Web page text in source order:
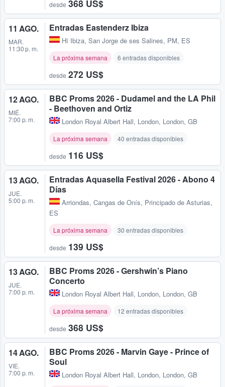
desde 368 US$
11 AGO.
MAR.
11:30 p. m.
Entradas Eastenderz Ibiza
Hï Ibiza, San Jorge de ses Salines, PM, ES
La próxima semana 6 entradas disponibles
desde 272 US$
12 AGO.
MIÉ.
7:00 p. m.
BBC Proms 2026 - Dudamel and the LA Phil
- Beethoven and Ortiz
London Royal Albert Hall, London, London, GB
La próxima semana 40 entradas disponibles
desde 116 US$
13 AGO.
JUE.
5:00 p. m.
Entradas Aquasella Festival 2026 - Abono 4
Días
Arriondas, Cangas de Onís, Principado de Asturias,
ES
La próxima semana 30 entradas disponibles
desde 139 US$
13 AGO.
JUE.
7:00 p. m.
BBC Proms 2026 - Gershwin’s Piano
Concerto
London Royal Albert Hall, London, London, GB
La próxima semana 12 entradas disponibles
desde 368 US$
14 AGO.
VIE.
7:00 p. m.
BBC Proms 2026 - Marvin Gaye - Prince of
Soul
London Royal Albert Hall, London, London, GB